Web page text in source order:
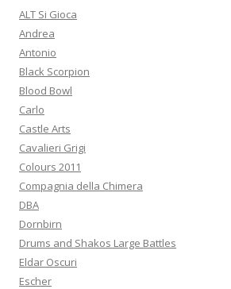
c
a
p
e
r
:
ALT Si Gioca
Andrea
Antonio
Black Scorpion
Blood Bowl
Carlo
Castle Arts
Cavalieri Grigi
Colours 2011
Compagnia della Chimera
DBA
Dornbirn
Drums and Shakos Large Battles
Eldar Oscuri
Escher